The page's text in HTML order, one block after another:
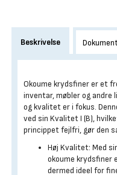
Beskrivelse
Okoume krydsfiner er et
inventar, møbler og
og kvalitet er i fokus.
ved sin Kvalitet I (B),
princippet fejlfri, gør den
Høj Kvalitet: Med
okoume krydsfiner
dermed ideel for